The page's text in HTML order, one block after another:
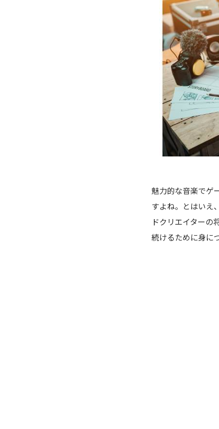
魅力的な音楽でゲ
すよね。とはいえ
ドクリエイターの
続けるために身に